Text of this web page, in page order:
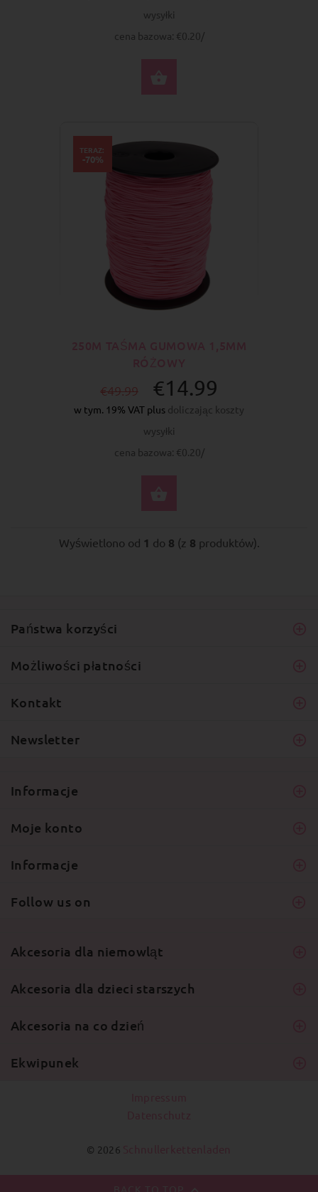
wysyłki
cena bazowa: €0.20/
€49.99 €14.99
TERAZ:
-70%
w tym. 19% VAT plus doliczając koszty
wysyłki
cena bazowa: €0.20/
Wyświetlono od 1 do 8 (z 8 produktów).
Państwa korzyści
Możliwości płatności
Kontakt
Newsletter
Informacje
Moje konto
Informacje
Follow us on
Akcesoria dla niemowląt
Akcesoria dla dzieci starszych
Akcesoria na co dzień
Ekwipunek
© 2026